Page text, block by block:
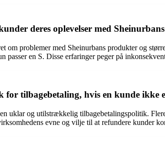
deres oplevelser med
om problemer med Sheinurbans produkter og
passer en S. Disse erfaringer peger på
for tilbagebetaling, hvis en kunde ikke
uklar og utilstrækkelig tilbagebetalingspolitik.
evne og vilje til at refundere kunder